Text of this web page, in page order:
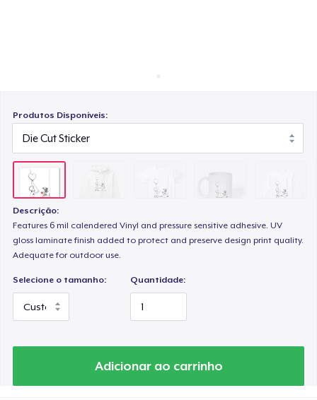
Produtos Disponíveis:
Descrição:
Features 6 mil calendered Vinyl and pressure sensitive adhesive. UV
gloss laminate finish added to protect and preserve design print quality.
Adequate for outdoor use.
Selecione o tamanho: Quantidade:
Adicionar ao carrinho